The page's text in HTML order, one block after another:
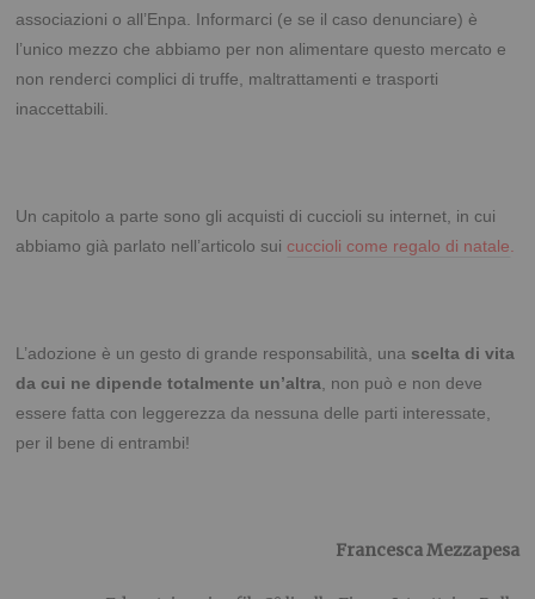
associazioni o all’Enpa. Informarci (e se il caso denunciare) è
l’unico mezzo che abbiamo per non alimentare questo mercato e
non renderci complici di truffe, maltrattamenti e trasporti
inaccettabili.
Un capitolo a parte sono gli acquisti di cuccioli su internet, in cui
abbiamo già parlato nell’articolo suicuccioli come regalo di natale
L’adozione è un gesto di grande responsabilità, una scelta di vita
da cui ne dipende totalmente un’altra , non può e non deve
essere fatta con leggerezza da nessuna delle parti interessate,
per il bene di entrambi!
Francesca Mezzapesa